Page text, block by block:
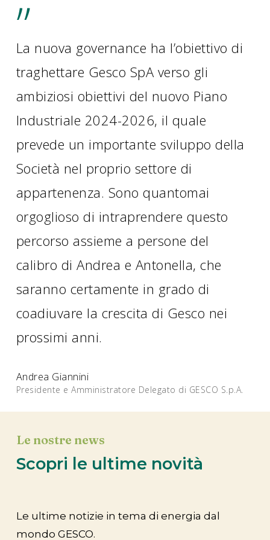
”
La nuova governance ha l’obiettivo di
traghettare Gesco SpA verso gli
ambiziosi obiettivi del nuovo Piano
Industriale 2024-2026, il quale
prevede un importante sviluppo della
Società nel proprio settore di
appartenenza. Sono quantomai
orgoglioso di intraprendere questo
percorso assieme a persone del
calibro di Andrea e Antonella, che
saranno certamente in grado di
coadiuvare la crescita di Gesco nei
prossimi anni.
Andrea Giannini
Presidente e Amministratore Delegato di GESCO S.p.A.
Le nostre news
Scopri le ultime novità
Le ultime notizie in tema di energia dal
mondo GESCO.